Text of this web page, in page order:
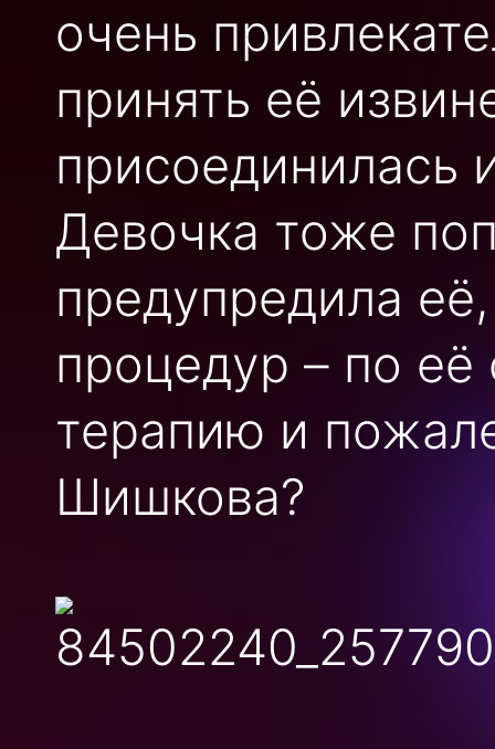
очень
принять её
присоединилась
Девочка тоже
предупредила
процедур – по
терапию и
Шишкова?